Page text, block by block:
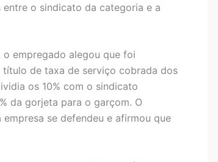
entre o sindicato da categoria e a
empregado alegou que foi
de taxa de serviço cobrada dos
os 10% com o sindicato
da gorjeta para o garçom. O
se defendeu e afirmou que